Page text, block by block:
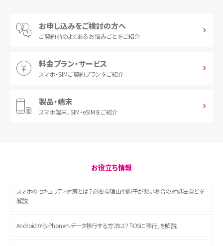
お申し込みをご検討の方へ
ご契約前のよくあるお悩みごとをご紹介
料金プラン・サービス
スマホ・SIMご契約プランをご紹介
製品・端末
スマホ端末、SIM・eSIMをご紹介
お役立ち情報
スマホのセキュリティ対策とは？必要な理由や調子が悪い場合の対処法などを
解説
AndroidからiPhoneへデータ移行する方法は？「iOSに移行」を解説